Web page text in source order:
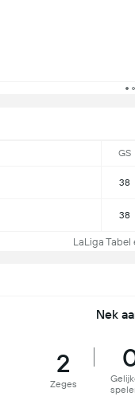
GS
38
38
LaLiga Tabel
Nek
2
Zeges